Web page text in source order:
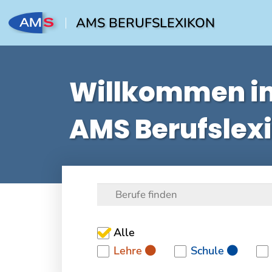
AMS BERUFSLEXIKON
Willkommen
AMS
Alle
Lehre
Schule